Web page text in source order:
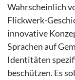
Wahrscheinlich
Flickwerk-
innovative
Sprachen auf
Identitäten
beschützen. Es